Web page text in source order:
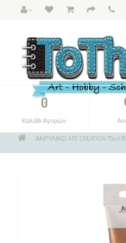
0
Καλάθι Αγορών
ΑΚΡΥΛΙΚΟ ART CREATION 75ml